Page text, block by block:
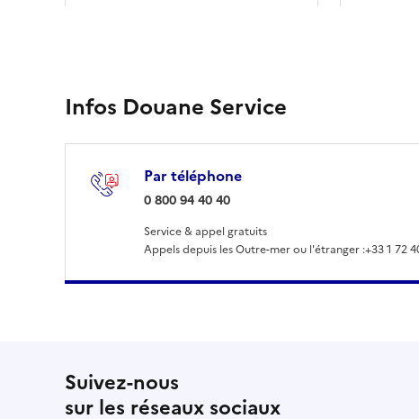
Infos Douane Service
Par téléphone
: 0 800 94 40 40
0 800 94 40 40
Service & appel gratuits
Appels depuis les Outre-mer ou l'étranger :+33 1 72
Suivez-nous
sur les réseaux sociaux